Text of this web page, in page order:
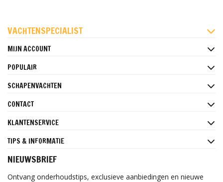
VACHTENSPECIALIST
MIJN ACCOUNT
POPULAIR
SCHAPENVACHTEN
CONTACT
KLANTENSERVICE
TIPS & INFORMATIE
NIEUWSBRIEF
Ontvang onderhoudstips, exclusieve aanbiedingen en nieuwe